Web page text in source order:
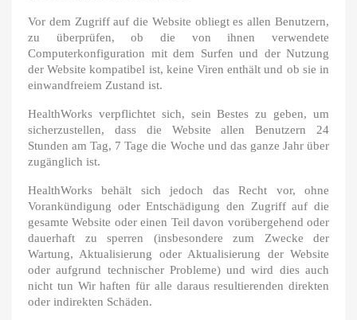
Vor dem Zugriff auf die Website obliegt es allen Benutzern,
zu überprüfen, ob die von ihnen verwendete
Computerkonfiguration mit dem Surfen und der Nutzung
der Website kompatibel ist, keine Viren enthält und ob sie in
einwandfreiem Zustand ist.
HealthWorks verpflichtet sich, sein Bestes zu geben, um
sicherzustellen, dass die Website allen Benutzern 24
Stunden am Tag, 7 Tage die Woche und das ganze Jahr über
zugänglich ist.
HealthWorks behält sich jedoch das Recht vor, ohne
Vorankündigung oder Entschädigung den Zugriff auf die
gesamte Website oder einen Teil davon vorübergehend oder
dauerhaft zu sperren (insbesondere zum Zwecke der
Wartung, Aktualisierung oder Aktualisierung der Website
oder aufgrund technischer Probleme) und wird dies auch
nicht tun Wir haften für alle daraus resultierenden direkten
oder indirekten Schäden.